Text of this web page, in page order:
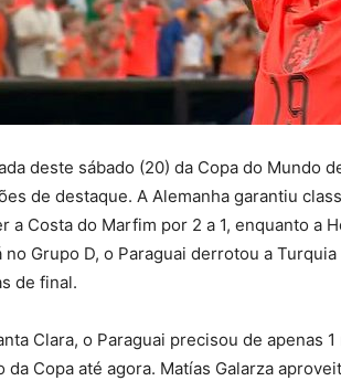
deste sábado (20) da Copa do Mundo
de destaque. A Alemanha garantiu
a Costa do Marfim por 2 a 1, enquanto a
no Grupo D, o Paraguai derrotou a
de final.
Clara, o Paraguai precisou de apenas
da Copa até agora. Matías Galarza